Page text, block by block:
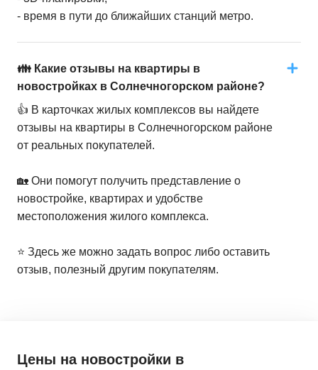
- время в пути до ближайших станций метро.
👪 Какие отзывы на квартиры в
новостройках в Солнечногорском районе?
👍 В карточках жилых комплексов вы найдете
отзывы на квартиры в Солнечногорском районе
от реальных покупателей.
🏡 Они помогут получить представление о
новостройке, квартирах и удобстве
местоположения жилого комплекса.
⭐️ Здесь же можно задать вопрос либо оставить
отзыв, полезный другим покупателям.
Цены на новостройки в